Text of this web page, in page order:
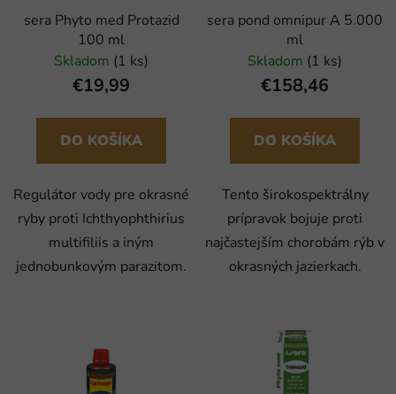
sera Phyto med Protazid
100 ml
Skladom (1 ks)
€19,99
DO KOŠÍKA
Regulátor vody pre okrasné
ryby proti Ichthyophthirius
multifiliis a iným
jednobunkovým parazitom.
sera pond omnipur A 5.000
ml
Skladom (1 ks)
€158,46
DO KOŠÍKA
Tento širokospektrálny
prípravok bojuje proti
najčastejším chorobám rýb v
okrasných jazierkach.